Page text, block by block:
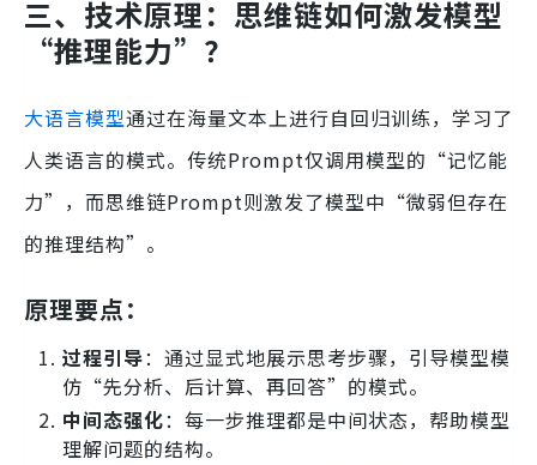
三、技术原理：思维链如何激发模型
“推理能力”？
大语言模型通过在海量文本上进行自回归训练，学习了
人类语言的模式。传统Prompt仅调用模型的“记忆能
力”，而思维链Prompt则激发了模型中“微弱但存在
的推理结构”。
原理要点：
过程引导：通过显式地展示思考步骤，引导模型模
仿“先分析、后计算、再回答”的模式。
中间态强化：每一步推理都是中间状态，帮助模型
理解问题的结构。